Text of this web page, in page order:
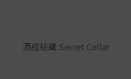
酒經秘藏 Secret Cellar